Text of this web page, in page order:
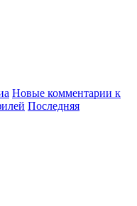
Новые комментарии к
Последняя